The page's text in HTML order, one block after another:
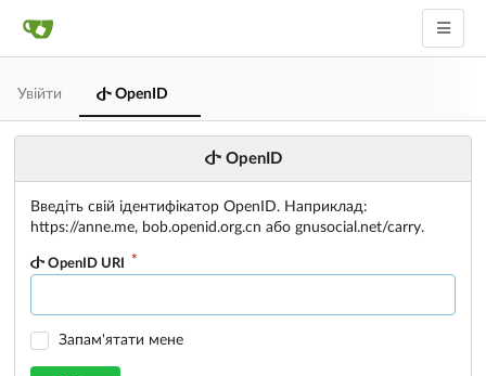
Увійти OpenID
OpenID
Введіть свій ідентифікатор OpenID. Наприклад:
https://anne.me, bob.openid.org.cn або gnusocial.net/carry.
OpenID URI
Запам'ятати мене